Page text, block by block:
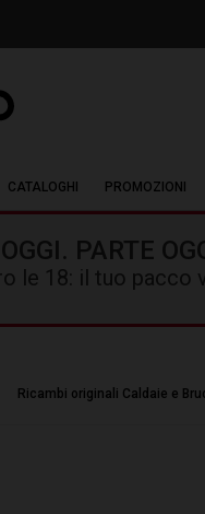
CATALOGHI PROMOZIONI
PARTE
le 18: il tuo pacco
Ricambi originali Caldaie e